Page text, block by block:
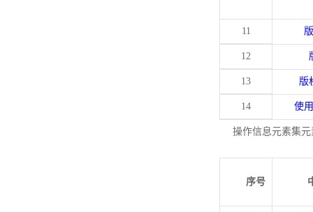
11
12
13 版
14 使
操作信息元素集
序号